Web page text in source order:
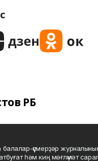
РБ
үҫмерҙәр
һәм киң мәғлүмәт